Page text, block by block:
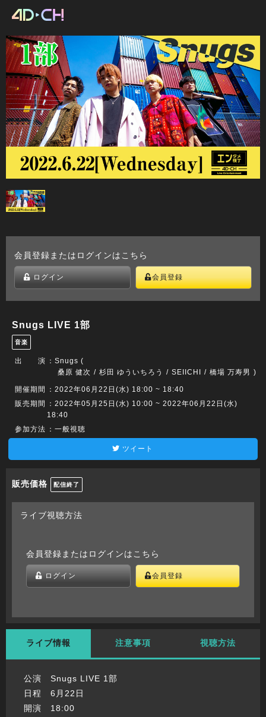
会員登録またはログインはこちら
ログイン 会員登録
Snugs LIVE 1部
音楽
出 演 ：Snugs (
桑原 健次
杉田 ゆういちろう SEIICHI 橋場 万寿男 )
開催期間
：2022年06月22日(水) 18:00 ~ 18:40
販売期間
：2022年05月25日(水) 10:00 ~ 2022年06月22日(水)
18:40
参加方法 ：一般視聴
ツイート
販売価格 配信終了
ライブ視聴方法
会員登録またはログインはこちら
ログイン 会員登録
ライブ情報 注意事項 視聴方法
公演 Snugs LIVE 1部
日程 6月22日
開演 18:00